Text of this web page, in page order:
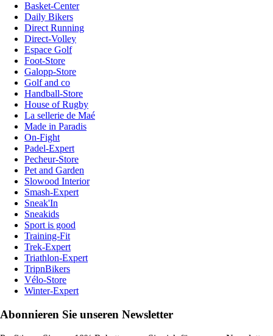
Basket-Center
Daily Bikers
Direct Running
Direct-Volley
Espace Golf
Foot-Store
Galopp-Store
Golf and co
Handball-Store
House of Rugby
La sellerie de Maé
Made in Paradis
On-Fight
Padel-Expert
Pecheur-Store
Pet and Garden
Slowood Interior
Smash-Expert
Sneak'In
Sneakids
Sport is good
Training-Fit
Trek-Expert
Triathlon-Expert
TripnBikers
Vélo-Store
Winter-Expert
Abonnieren Sie unseren Newsletter